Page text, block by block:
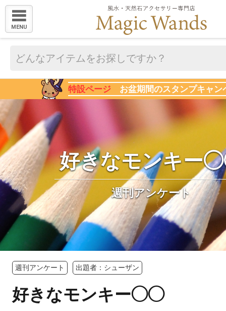
MENU
特設ページ お盆期間のスタンプキャン
好きなモンキー
週刊アンケート
週刊アンケート 出題者：シューザン
好きなモンキー◯◯